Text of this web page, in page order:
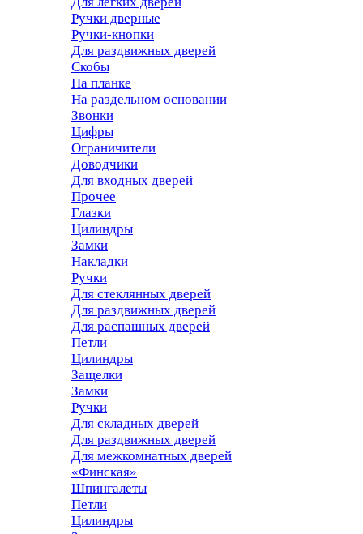
Ручки дверные
Ручки-кнопки
Для раздвижных дверей
Скобы
На планке
На раздельном основании
Звонки
Цифры
Ограничители
Доводчики
Для входных дверей
Прочее
Глазки
Цилиндры
Замки
Накладки
Ручки
Для стеклянных дверей
Для раздвижных дверей
Для распашных дверей
Петли
Цилиндры
Защелки
Замки
Ручки
Для складных дверей
Для раздвижных дверей
Для межкомнатных дверей
«Финская»
Шпингалеты
Петли
Цилиндры